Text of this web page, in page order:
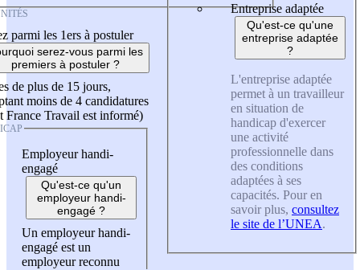
parmi les 1ers à postuler
serez-vous parmi les
premiers à postuler ?
de plus de 15 jours,
moins de 4 candidatures
France Travail est informé)
Employeur handi-
engagé
Qu'est-ce qu'un
employeur handi-
engagé ?
Un employeur handi-
engagé est un
employeur reconnu
Entreprise adaptée
Qu'est-ce qu'une
entreprise adaptée
?
L'entreprise adaptée
permet à un travailleur
en situation de
handicap d'exercer
une activité
professionnelle dans
des conditions
adaptées à ses
capacités. Pour en
savoir plus, consultez
le site de l’UNEA.